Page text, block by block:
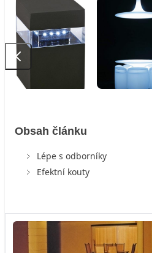
Obsah článku
Lépe s odborníky
Efektní kouty